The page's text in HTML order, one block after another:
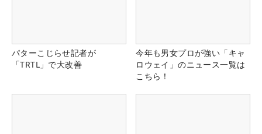
パターこじらせ記者が
「TRTL」で大改善
今年も男女プロが強い「キャ
ロウェイ」のニュース一覧は
こちら！